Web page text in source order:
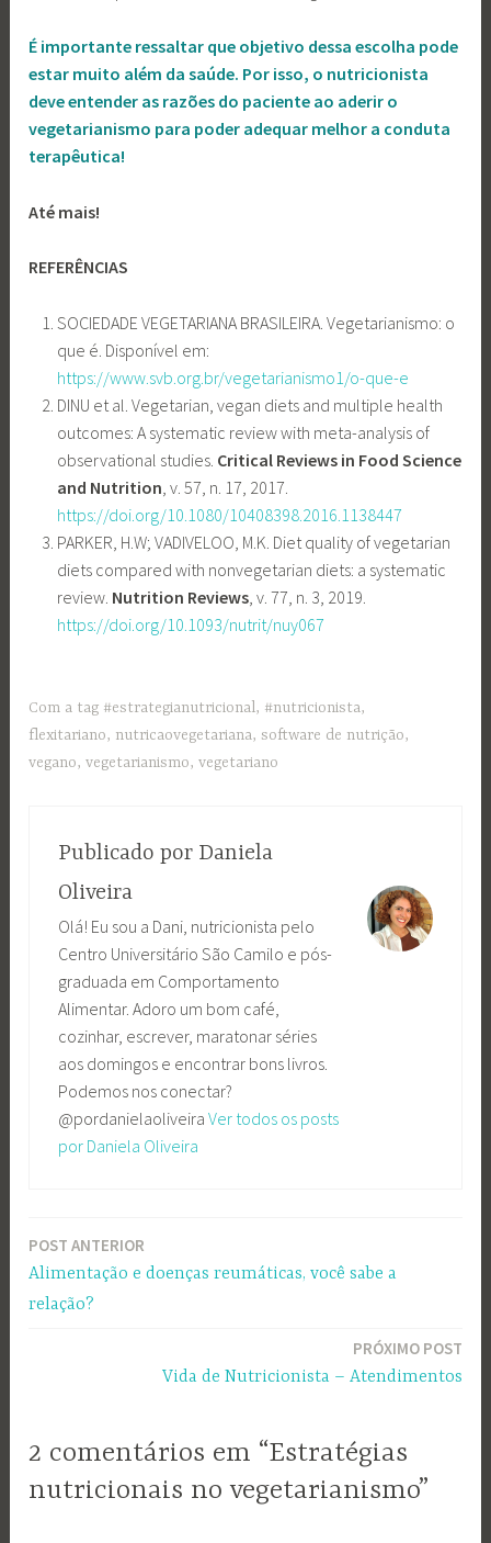
É importante ressaltar que objetivo dessa escolha pode
estar muito além da saúde. Por isso, o nutricionista
deve entender as razões do paciente ao aderir o
vegetarianismo para poder adequar melhor a conduta
terapêutica!
Até mais!
REFERÊNCIAS
SOCIEDADE VEGETARIANA BRASILEIRA. Vegetarianismo: o
que é. Disponível em:
https://www.svb.org.br/vegetarianismo1/o-que-e
DINU et al. Vegetarian, vegan diets and multiple health
outcomes: A systematic review with meta-analysis of
observational studies. Critical Reviews in Food Science
and Nutrition , v. 57, n. 17, 2017.
https://doi.org/10.1080/10408398.2016.1138447
PARKER, H.W; VADIVELOO, M.K. Diet quality of vegetarian
diets compared with nonvegetarian diets: a systematic
review. Nutrition Reviews, v. 77, n. 3, 2019.
https://doi.org/10.1093/nutrit/nuy067
Com a tag #estrategianutricional, #nutricionista,
flexitariano, nutricaovegetariana,software de nutrição,
vegano,vegetarianismo,vegetariano
Publicado por Daniela
Oliveira
Olá! Eu sou a Dani, nutricionista pelo
Centro Universitário São Camilo e pós-
graduada em Comportamento
Alimentar. Adoro um bom café,
cozinhar, escrever, maratonar séries
aos domingos e encontrar bons livros.
Podemos nos conectar?
@pordanielaoliveira Ver todos os posts
por Daniela Oliveira
Navegação
de
POST ANTERIOR
Alimentação e doenças reumáticas, você sabe a
relação?
PRÓXIMO POST
Vida de Nutricionista – Atendimentos
2 comentários em “Estratégias
nutricionais no vegetarianismo”